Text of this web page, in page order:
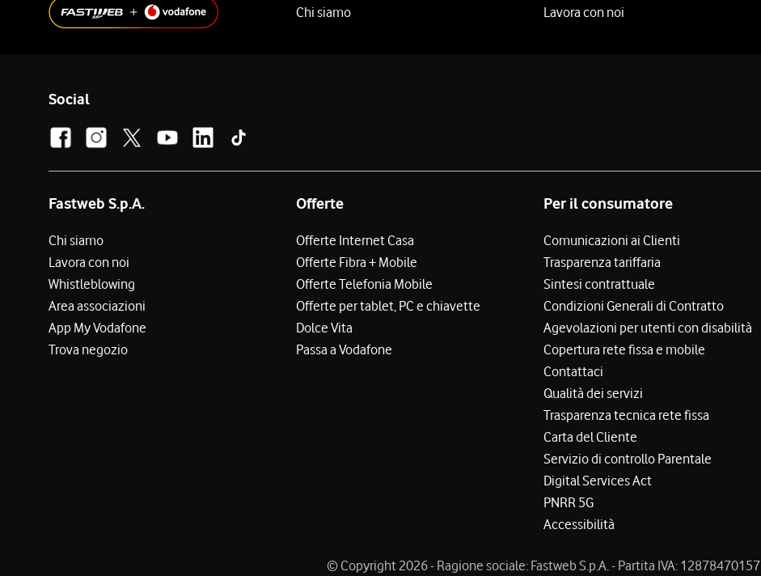
Chi siamo Lavora con noi
Social
Fastweb S.p.A.
Chi siamo
Lavora con noi
Whistleblowing
Area associazioni
App My Vodafone
Trova negozio
Offerte
Offerte Internet Casa
Offerte Fibra + Mobile
Offerte Telefonia Mobile
Offerte per tablet, PC e chiavette
Dolce Vita
Passa a Vodafone
Per il consumatore
Comunicazioni ai Clienti
Trasparenza tariffaria
Sintesi contrattuale
Condizioni Generali di Contratto
Agevolazioni per utenti con disabilità
Copertura rete fissa e mobile
Contattaci
Qualità dei servizi
Trasparenza tecnica rete fissa
Carta del Cliente
Servizio di controllo Parentale
Digital Services Act
PNRR 5G
Accessibilità
© Copyright 2026 - Ragione sociale: Fastweb S.p.A. - Partita IVA: 12878470157